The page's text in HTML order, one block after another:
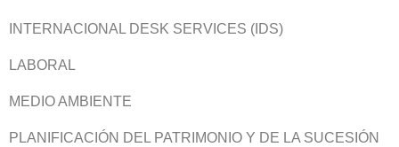
INTERNACIONAL DESK SERVICES (IDS)
LABORAL
MEDIO AMBIENTE
PLANIFICACIÓN DEL PATRIMONIO Y DE LA SUCESIÓN